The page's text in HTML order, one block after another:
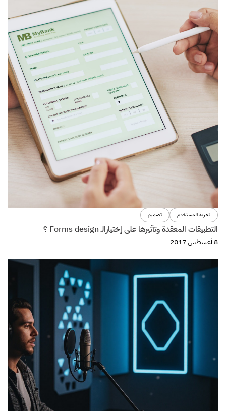
تجربة المستخدم تصميم
التطبيقات المعقدة وتأثيرها على إختيارالـ Forms design ؟
8 أغسطس 2017